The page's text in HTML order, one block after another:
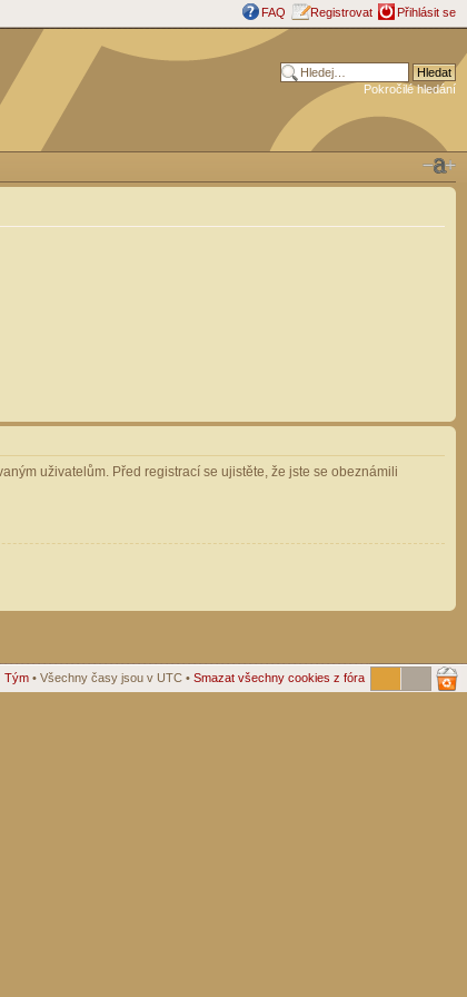
FAQ Registrovat Přihlásit se
Pokročilé hledání
uživatelům. Před registrací se ujistěte, že jste se obeznámili
Tým • Všechny časy jsou v UTC • Smazat všechny cookies z fóra